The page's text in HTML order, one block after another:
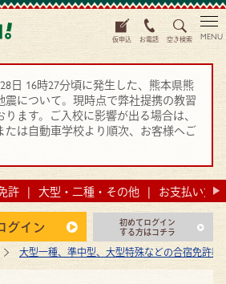
仮申込 お電話 空き検索
日 16時27分頃に発生した、熊本県熊
震について。現時点で弊社提携の教習
ます。ご入校に影響が出る場合は、
たは自動車学校より順次、お客様へご
許 大型・二種・その他 お支払い方法
グイン
初めてログイン
する方はコチラ
MENU
大型一種、準中型、大型特殊などの合宿免許教